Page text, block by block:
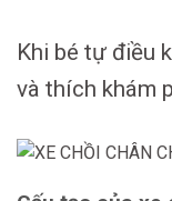
Khi bé tự điều
và thích khám